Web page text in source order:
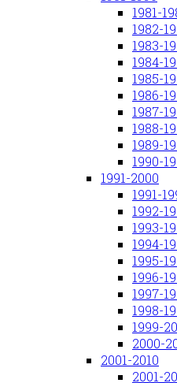
1981-
1982-
1983-
1984-
1985-
1986-
1987-
1988-
1989-
1990-
1991-2000
1991-
1992-
1993-
1994-
1995-
1996-
1997-
1998-
1999-
2000-
2001-2010
2001-